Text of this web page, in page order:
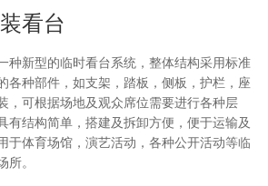
看台
种新型的临时看台系统，整体结构采用标准
各种部件，如支架，踏板，侧板，护栏，座
，可根据场地及观众席位需要进行各种层
有结构简单，搭建及拆卸方便，便于运输及
于体育场馆，演艺活动，各种公开活动等临
所。